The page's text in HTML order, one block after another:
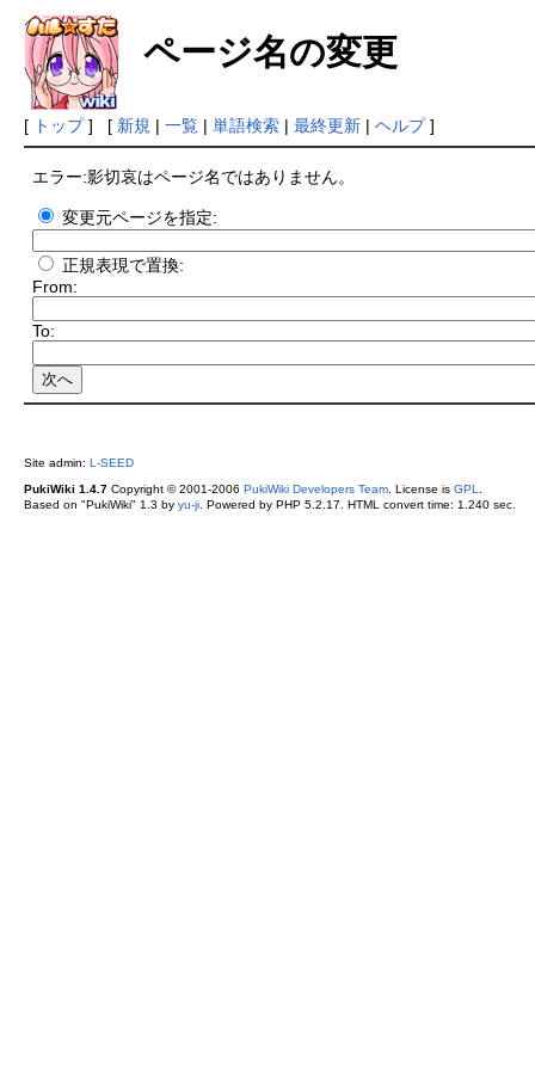
ページ名の変更
[ トップ] [ 新規 | 一覧| 単語検索| 最終更新| ヘルプ]
エラー:影切哀はページ名ではありません。
変更元ページを指定:
正規表現で置換:
From:
To:
Site admin: L-SEED
PukiWiki 1.4.7Copyright © 2001-2006 PukiWiki Developers Team. License is GPL.
Based on "PukiWiki" 1.3 by yu-ji. Powered by PHP 5.2.17. HTML convert time: 1.240 sec.